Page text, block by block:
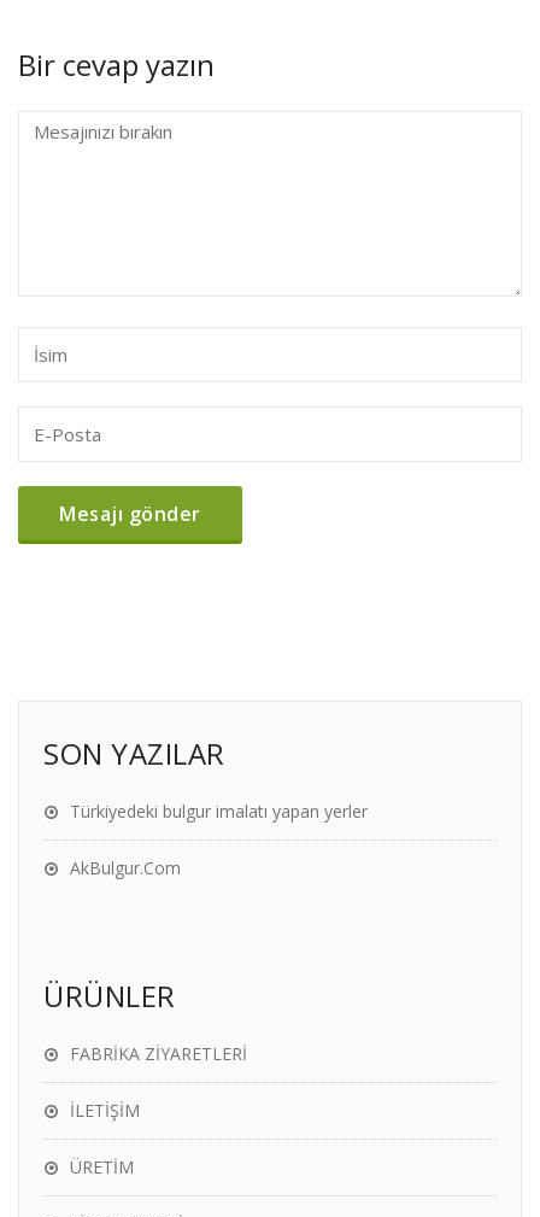
Bir cevap yazın
SON YAZILAR
Türkiyedeki bulgur imalatı yapan yerler
AkBulgur.Com
ÜRÜNLER
FABRİKA ZİYARETLERİ
İLETİŞİM
ÜRETİM